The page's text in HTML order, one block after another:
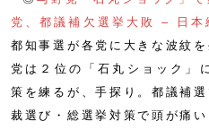
党、都議補欠選挙大敗 – 日
都知事選が各党に大きな波紋
党は２位の「石丸ショック」
策を練るが、手探り。都議補
裁選び・総選挙対策で頭が痛